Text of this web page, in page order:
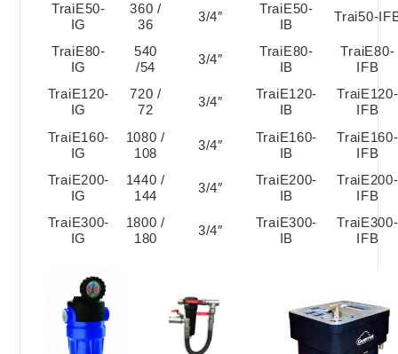
TraiE50-
IG
360 /
36
3/4″
TraiE50-
IB
Trai50-
TraiE80-
IG
540
/54
3/4″
TraiE80-
IB
TraiE80-
IFB
TraiE120-
IG
720 /
72
3/4″
TraiE120-
IB
TraiE120-
IFB
TraiE160-
IG
1080 /
108
3/4″
TraiE160-
IB
TraiE160-
IFB
TraiE200-
IG
1440 /
144
3/4″
TraiE200-
IB
TraiE200-
IFB
TraiE300-
IG
1800 /
180
3/4″
TraiE300-
IB
TraiE300-
IFB